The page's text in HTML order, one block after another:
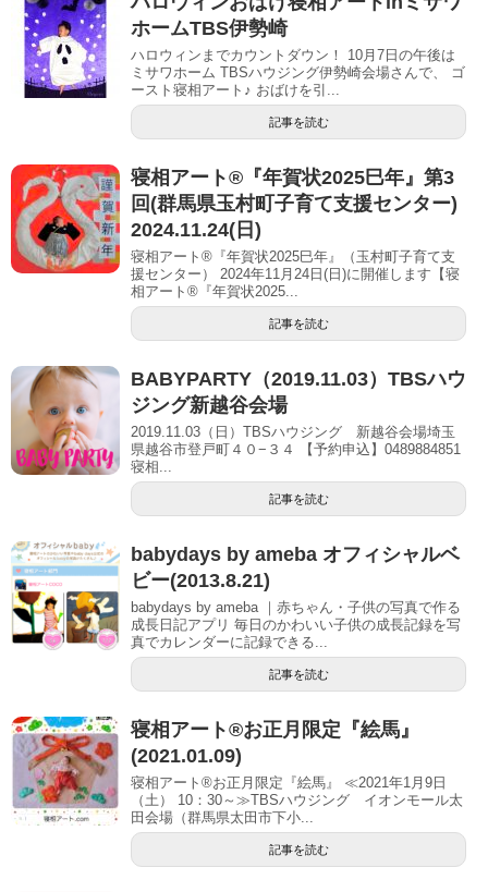
ホームTBS伊勢崎
ハロウィンまでカウントダウン！ 10月7日の午後は
ミサワホーム TBSハウジング伊勢崎会場さんで、 ゴ
ースト寝相アート♪ おばけを引...
記事を読む
寝相アート®︎『年賀状2025巳年』第3
回(群馬県玉村町子育て支援センター)
2024.11.24(日)
寝相アート®『年賀状2025巳年』（玉村町子育て支
援センター） 2024年11月24日(日)に開催します【寝
相アート®︎『年賀状2025...
記事を読む
BABYPARTY（2019.11.03）TBSハウ
ジング新越谷会場
2019.11.03（日）TBSハウジング 新越谷会場埼玉
県越谷市登戸町４０−３４ 【予約申込】0489884851
寝相...
記事を読む
babydays by ameba オフィシャルベ
ビー(2013.8.21)
babydays by ameba ｜赤ちゃん・子供の写真で作る
成長日記アプリ 毎日のかわいい子供の成長記録を写
真でカレンダーに記録できる...
記事を読む
寝相アート®お正月限定『絵馬』
(2021.01.09)
寝相アート®お正月限定『絵馬』 ≪2021年1月9日
（土） 10：30～≫TBSハウジング イオンモール太
田会場（群馬県太田市下小...
記事を読む